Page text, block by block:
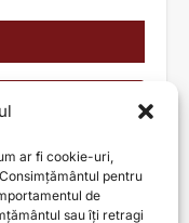
ar fi cookie-uri,
pentru
de
sau îți retragi